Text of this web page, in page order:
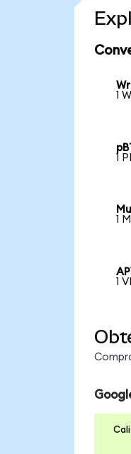
1
1
1
1